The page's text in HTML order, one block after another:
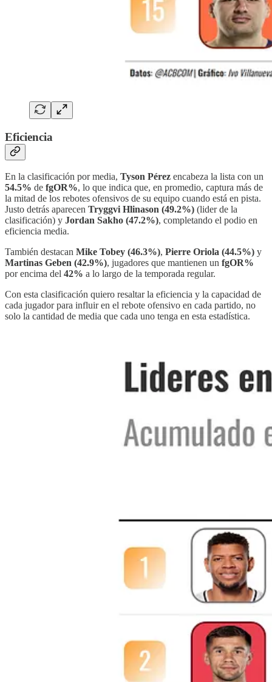
Eficiencia
En la clasificación por media, Tyson Pérez encabeza la lista con un
54.5% de fgOR%, lo que indica que, en promedio, captura más de
la mitad de los rebotes ofensivos de su equipo cuando está en pista.
Justo detrás aparecen Tryggvi Hlinason (49.2%) (lider de la
clasificación) y Jordan Sakho (47.2%), completando el podio en
eficiencia media.
También destacan Mike Tobey (46.3%), Pierre Oriola (44.5%) y
Martinas Geben (42.9%), jugadores que mantienen un fgOR%
por encima del 42% a lo largo de la temporada regular.
Con esta clasificación quiero resaltar la eficiencia y la capacidad de
cada jugador para influir en el rebote ofensivo en cada partido, no
solo la cantidad de media que cada uno tenga en esta estadística.